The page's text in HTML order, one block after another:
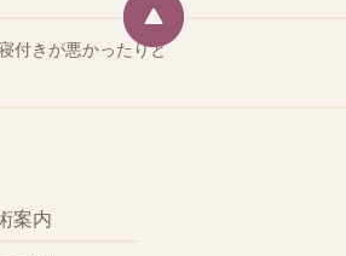
付きが悪かったりと
案内